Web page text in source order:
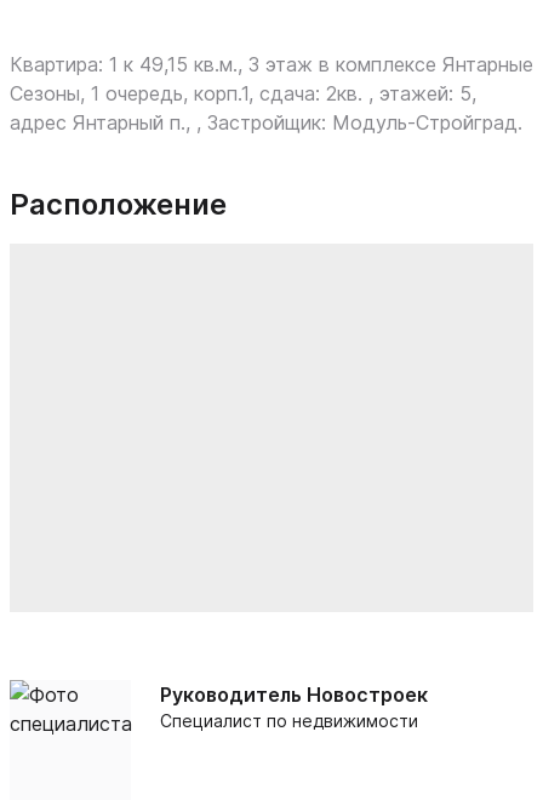
Квартира: 1 к 49,15 кв.м., 3 этаж в комплексе Янтарные
Сезоны, 1 очередь, корп.1, сдача: 2кв. , этажей: 5,
адрес Янтарный п., , Застройщик: Модуль-Стройград.
Расположение
Руководитель Новостроек
Специалист по недвижимости